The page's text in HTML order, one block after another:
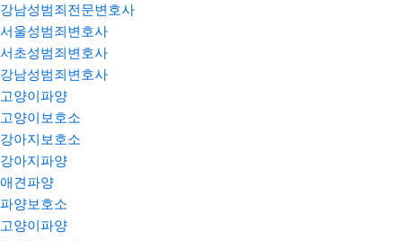
강남성범죄전문변호사
서울성범죄변호사
서초성범죄변호사
강남성범죄변호사
고양이파양
고양이보호소
강아지보호소
강아지파양
애견파양
파양보호소
고양이파양